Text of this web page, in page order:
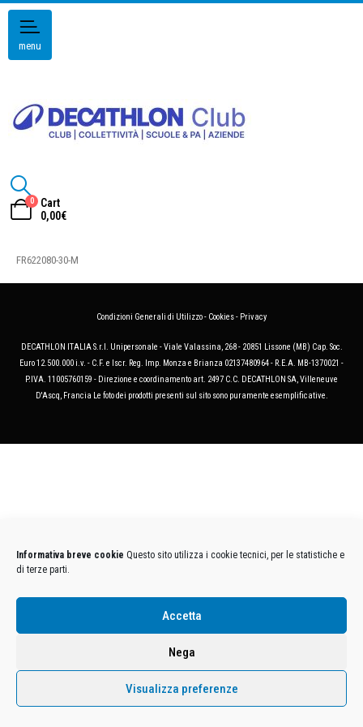
Informativa breve cookie Questo sito utilizza i cookie tecnici, per le statistiche e
di terze parti.
Accetta
Nega
Visualizza preferenze
menu
0
Cart
0,00€
FR622080-30-M
Condizioni Generali di Utilizzo- Cookies- Privacy
DECATHLON ITALIA S.r.l. Unipersonale - Viale Valassina, 268 - 20851 Lissone (MB) Cap. Soc.
Euro 12.500.000 i.v. - C.F. e Iscr. Reg. Imp. Monza e Brianza 02137480964 - R.E.A. MB-1370021 -
P.IVA. 11005760159 - Direzione e coordinamento art. 2497 C.C. DECATHLON SA, Villeneuve
D'Ascq, Francia Le foto dei prodotti presenti sul sito sono puramente esemplificative.